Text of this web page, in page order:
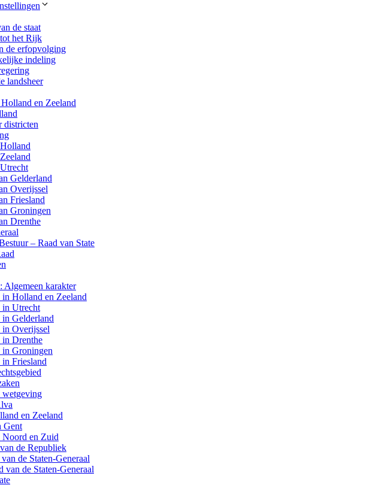
de staat
het Rijk
de erfopvolging
indeling
landsheer
en Zeeland
districten
Gelderland
Overijssel
Friesland
Groningen
Drenthe
– Raad van State
Algemeen karakter
in Holland en Zeeland
in Utrecht
in Gelderland
in Overijssel
in Drenthe
in Groningen
in Friesland
wetgeving
en Zeeland
Gent
Noord en Zuid
de Republiek
de Staten-Generaal
van de Staten-Generaal